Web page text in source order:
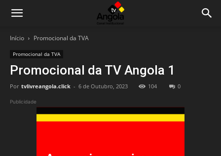
Início Promocional da TVA
Promocional da TVA
Promocional da TV Angola 1
Por tvlivreangola.click - 6 de Outubro, 2023 104 0
Publicidade